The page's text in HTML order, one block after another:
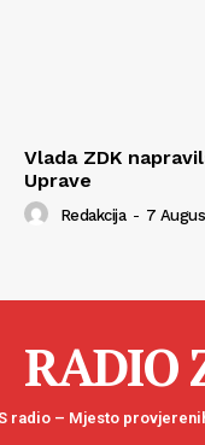
Vlada ZDK
Uprave
Redakcija - 7
RADIO
radio – Mjesto